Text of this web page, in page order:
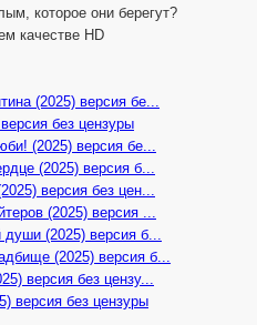
которое они берегут?
качестве HD
(2025) версия бе...
без цензуры
(2025) версия бе...
(2025) версия б...
версия без цен...
(2025) версия ...
(2025) версия б...
(2025) версия б...
версия без цензу...
версия без цензуры